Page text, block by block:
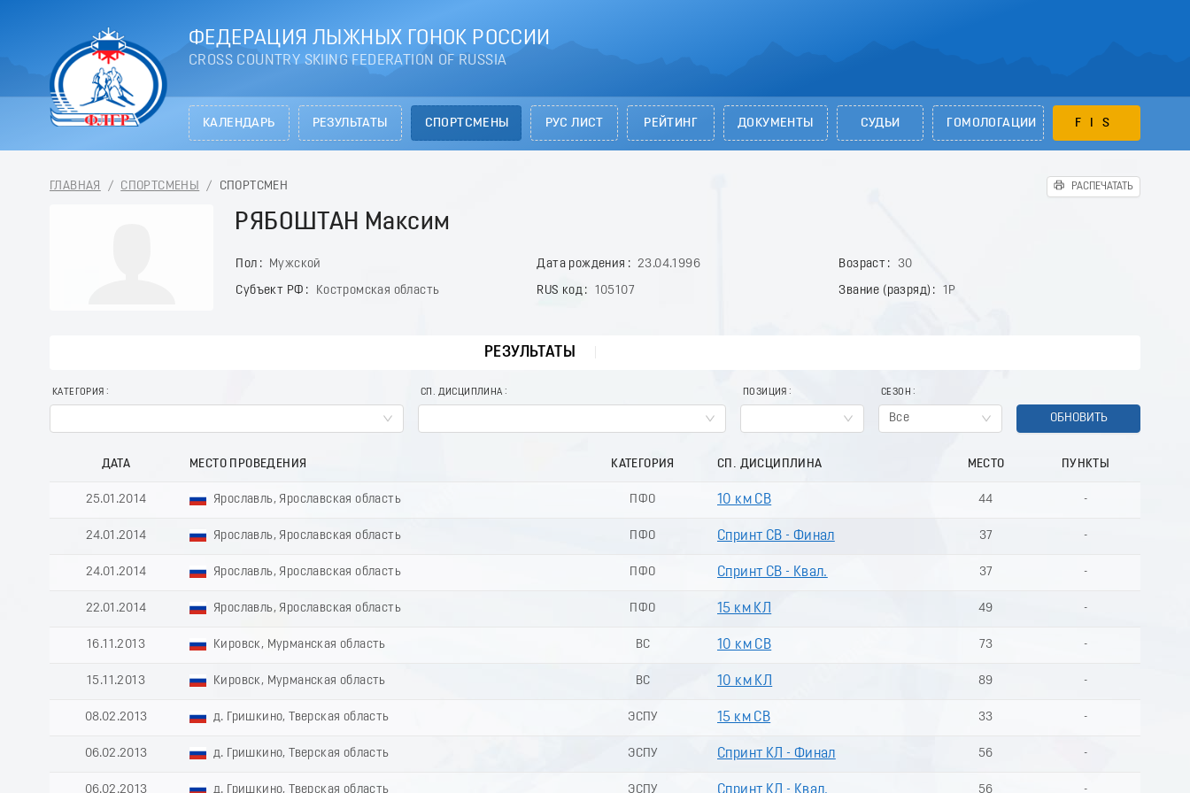
ФЕДЕРАЦИЯ ЛЫЖНЫХ ГОНОК РОССИИ
CROSS COUNTRY SKIING FEDERATION OF RUSSIA
КАЛЕНДАРЬ РЕЗУЛЬТАТЫ СПОРТСМЕНЫ РУС ЛИСТ РЕЙТИНГ ДОКУМЕНТЫ СУДЬИ ГОМОЛОГАЦИИ FIS
ГЛАВНАЯ / СПОРТСМЕНЫ / СПОРТСМЕН РАСПЕЧАТАТЬ
РЯБОШТАН Максим
Пол Мужской Дата рождения 23.04.1996 Возраст
30
Субъект РФ
Костромская область RUS код 105107 Звание (разряд) 1Р
РЕЗУЛЬТАТЫ
КАТЕГОРИЯ СП. ДИСЦИПЛИНА ПОЗИЦИЯ СЕЗОН
Все ОБНОВИТЬ
ДАТА МЕСТО ПРОВЕДЕНИЯ КАТЕГОРИЯ СП. ДИСЦИПЛИНА МЕСТО ПУНКТЫ
25.01.2014 Ярославль, Ярославская область ПФО 10 км СВ 44 -
24.01.2014 Ярославль, Ярославская область ПФО Спринт СВ - Финал 37 -
24.01.2014 Ярославль, Ярославская область ПФО Спринт СВ - Квал. 37 -
22.01.2014 Ярославль, Ярославская область ПФО 15 км КЛ 49 -
16.11.2013 Кировск, Мурманская область ВС 10 км СВ 73 -
15.11.2013 Кировск, Мурманская область ВС 10 км КЛ 89 -
08.02.2013 д. Гришкино, Тверская область ЭСПУ 15 км СВ 33 -
06.02.2013 д. Гришкино, Тверская область ЭСПУ Спринт КЛ - Финал 56 -
06.02.2013 д. Гришкино, Тверская область ЭСПУ 56 -